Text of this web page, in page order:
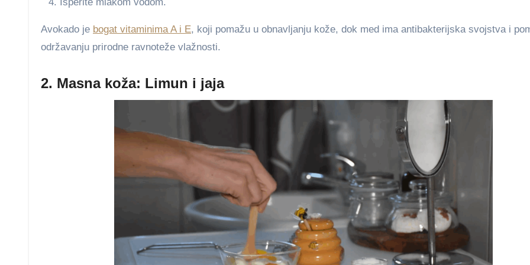
Avokado je bogat vitaminima A i E, koji pomažu u obnavljanju kože, dok med ima antibakterijska svojstva i
održavanju prirodne ravnoteže vlažnosti.
2. Masna koža: Limun i jaja